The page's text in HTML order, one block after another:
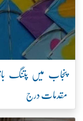
مقدمات درج